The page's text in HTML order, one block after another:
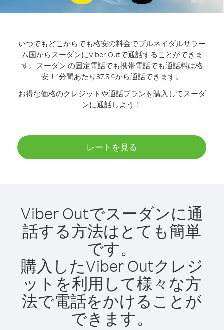
いつでもどこからでも格安の料金でブルネイダルサラー
ム国からスーダンにViber Outで通話することができま
す。 スーダン の固定電話でも携帯電話でも通話料は格
安！1分間あたり37.5 ¢から通話できます。
お得な価格のクレジットや通話プランを購入してスーダ
ンに通話しよう！
レートを見る
Viber Outでスーダンに通
話する方法はとても簡単
です。
購入したViber Outクレジ
ットを利用して様々な方
法で電話をかけることが
できます。